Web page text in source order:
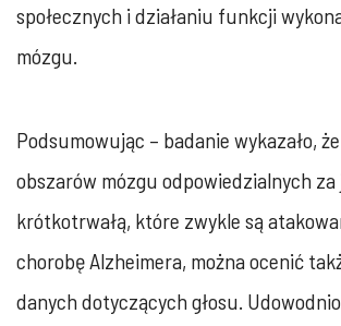
społecznych i działaniu funkcji
mózgu.
Podsumowując – badanie wykazało,
obszarów mózgu odpowiedzialnych za
krótkotrwałą, które zwykle są
chorobę Alzheimera, można ocenić
danych dotyczących głosu.